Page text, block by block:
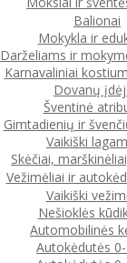
Balionai
Mokykla ir
Darželiams ir
Karnavaliniai
Dovanų
Šventinė
Gimtadienių ir
Vaikiški
Skėčiai,
Vežimėliai ir
Vaikiški
Nešioklės
Automobilinės
Autokėdutės